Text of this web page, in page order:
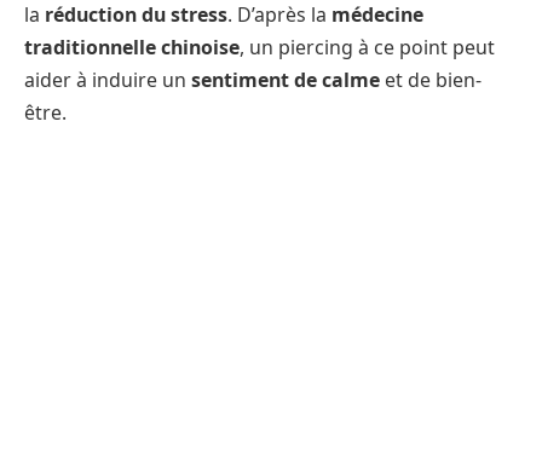
la réduction du stress. D’après la médecine
traditionnelle chinoise, un piercing à ce point peut
aider à induire un sentiment de calme et de bien-
être.